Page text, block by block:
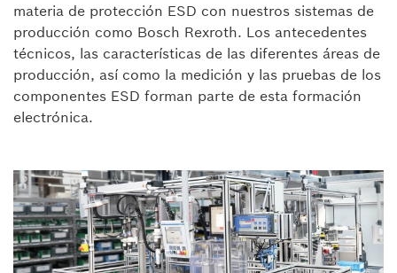
materia de protección ESD con nuestros sistemas de
producción como Bosch Rexroth. Los antecedentes
técnicos, las características de las diferentes áreas de
producción, así como la medición y las pruebas de los
componentes ESD forman parte de esta formación
electrónica.